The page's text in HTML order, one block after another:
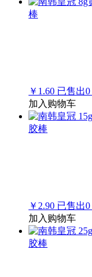
￥1.60 已售出0
加入购物车
￥2.90 已售出0
加入购物车